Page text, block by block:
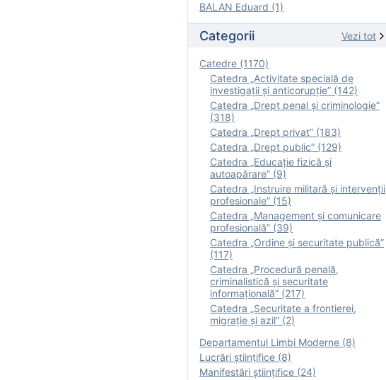
BALAN Eduard (1)
Categorii Vezi tot
Catedre (1170)
Catedra „Activitate specială de
investigaţii şi anticorupție” (142)
Catedra „Drept penal și criminologie”
(318)
Catedra „Drept privat” (183)
Catedra „Drept public” (129)
Catedra „Educație fizică şi
autoapărare” (9)
Catedra „Instruire militară şi intervenţii
profesionale” (15)
Catedra „Management și comunicare
profesională” (39)
Catedra „Ordine și securitate publică”
(117)
Catedra „Procedură penală,
criminalistică și securitate
informațională” (217)
Catedra „Securitate a frontierei,
migrație și azil” (2)
Departamentul Limbi Moderne (8)
Lucrări științifice (8)
Manifestări ştiinţifice (24)